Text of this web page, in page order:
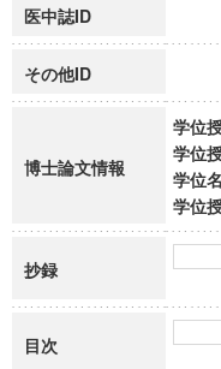
医中誌ID
その他ID
博士論文情報
学位
学位
学位名
学位
抄録
目次